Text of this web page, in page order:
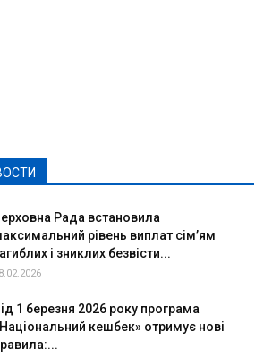
Рада встановила
рівень виплат сім’ям
і зниклих безвісти...
1 березня 2026 року програма
кешбек» отримує нові